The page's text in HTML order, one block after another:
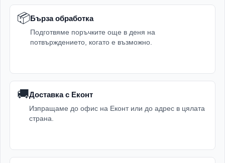
📦Бърза обработка
Подготвяме поръчките още в деня на
потвърждението, когато е възможно.
🚚Доставка с Еконт
Изпращаме до офис на Еконт или до адрес в цялата
страна.